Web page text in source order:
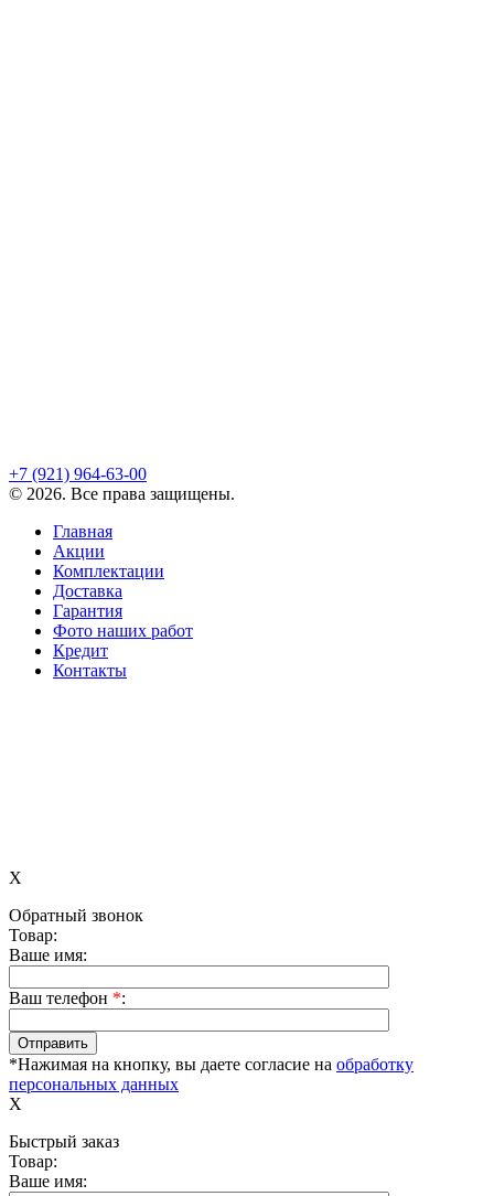
+7 (921) 964-63-00
© 2026. Все права защищены.
Главная
Акции
Комплектации
Доставка
Гарантия
Фото наших работ
Кредит
Контакты
X
Обратный звонок
Товар:
Ваше имя:
Ваш телефон *:
*Нажимая на кнопку, вы даете согласие на обработку
персональных данных
X
Быстрый заказ
Товар:
Ваше имя: